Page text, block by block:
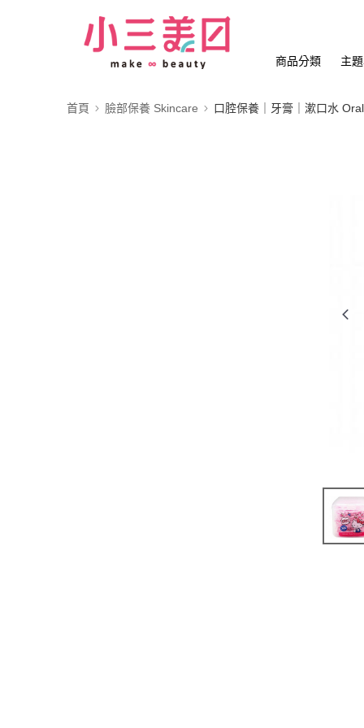
商品分類 主
首頁 臉部保養 Skincare 口腔保養｜牙膏｜漱口水